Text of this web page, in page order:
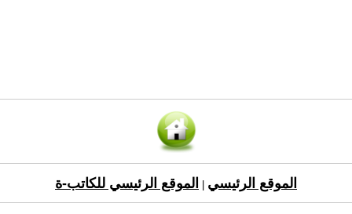
الموقع الرئيسي الموقع الرئيسي للكاتب-ة